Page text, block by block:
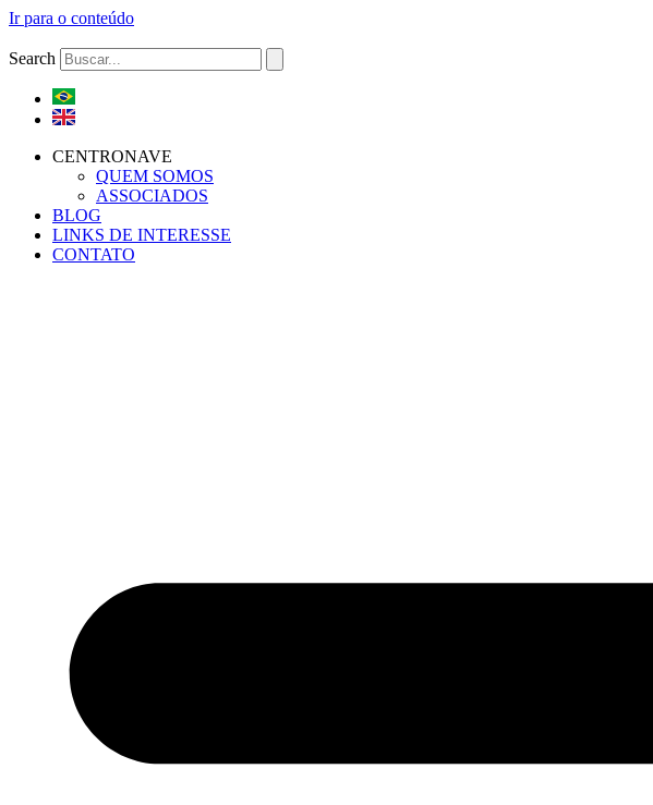
Ir para o conteúdo
Search
CENTRONAVE
QUEM SOMOS
ASSOCIADOS
BLOG
LINKS DE INTERESSE
CONTATO